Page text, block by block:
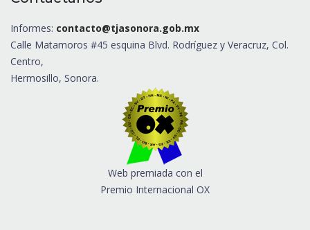
Informes: contacto@tjasonora.gob.mx
Calle Matamoros #45 esquina Blvd. Rodríguez y Veracruz, Col.
Centro,
Hermosillo, Sonora.
Web premiada con el
Premio Internacional OX